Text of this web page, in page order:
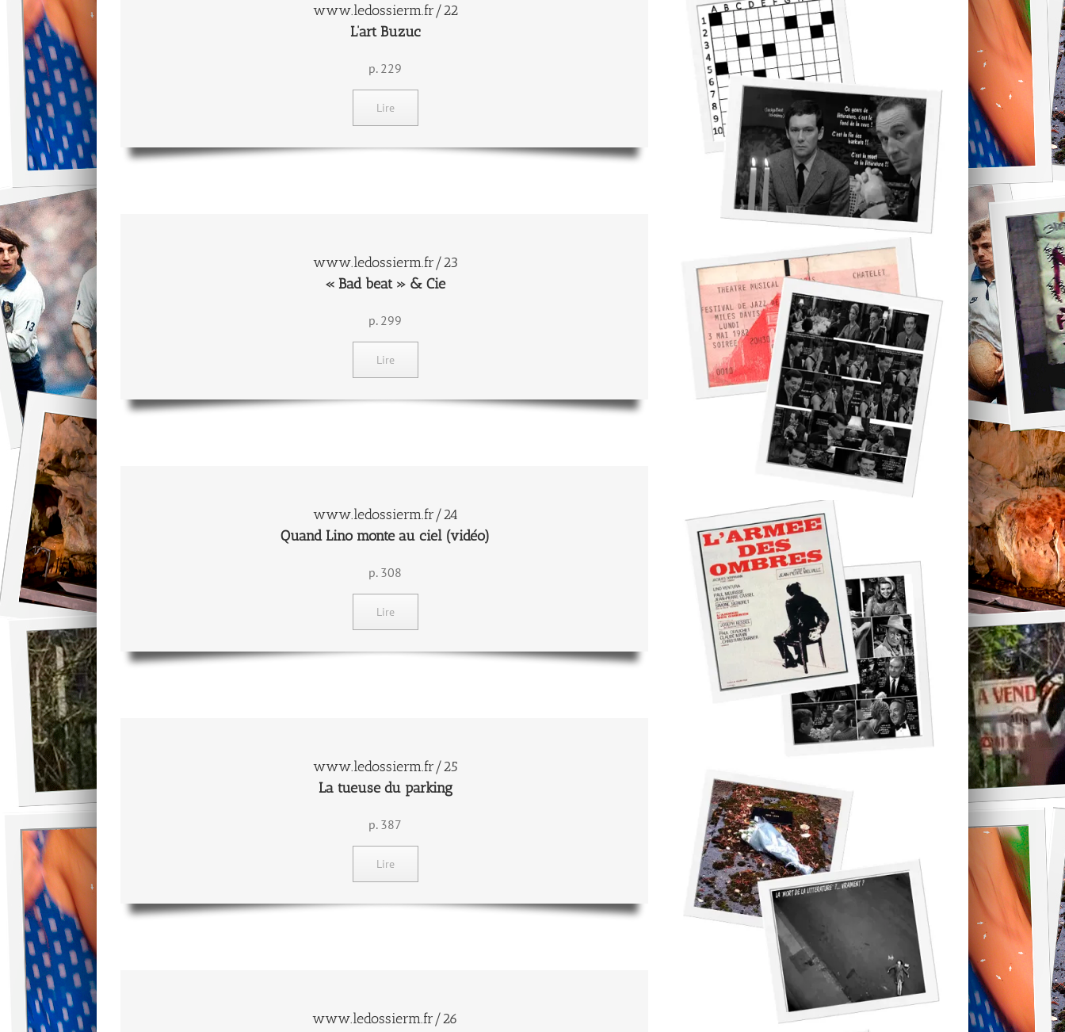
www.ledossierm.fr/22
L’art Buzuc
p. 229
Lire
www.ledossierm.fr/23
« Bad beat » & Cie
p. 299
Lire
www.ledossierm.fr/24
Quand Lino monte au ciel (vidéo)
p. 308
Lire
www.ledossierm.fr/25
La tueuse du parking
p. 387
Lire
www.ledossierm.fr/26